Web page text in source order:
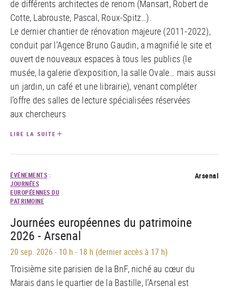
de différents architectes de renom (Mansart, Robert de
Cotte, Labrouste, Pascal, Roux-Spitz…).
Le dernier chantier de rénovation majeure (2011-2022),
conduit par l’Agence Bruno Gaudin, a magnifié le site et
ouvert de nouveaux espaces à tous les publics (le
musée, la galerie d’exposition, la salle Ovale… mais aussi
un jardin, un café et une librairie), venant compléter
l’offre des salles de lecture spécialisées réservées
aux chercheurs
LIRE LA SUITE
ÉVÉNEMENTS :
JOURNÉES
EUROPÉENNES DU
PATRIMOINE
Arsenal
Journées européennes du patrimoine
2026 - Arsenal
20 sep. 2026 - 10 h - 18 h (dernier accès à 17 h)
Troisième site parisien de la BnF, niché au cœur du
Marais dans le quartier de la Bastille, l’Arsenal est